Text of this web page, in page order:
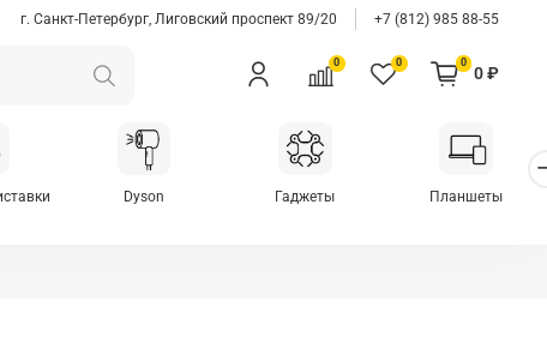
г. Санкт-Петербург, Лиговский проспект 89/20 +7 (812) 985 88-55
0 0 0
0 ₽
Dyson Гаджеты Планшеты